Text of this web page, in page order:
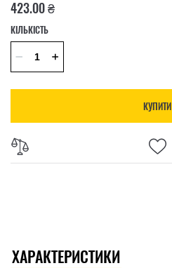
423.00 ₴
КІЛЬКІСТЬ
КУПИТИ
ХАРАКТЕРИСТИКИ